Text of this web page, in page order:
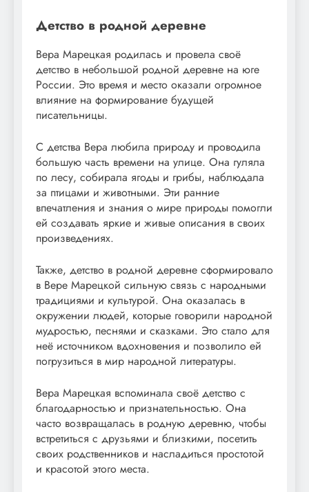
Детство в родной деревне
Вера Марецкая родилась и провела своё
детство в небольшой родной деревне на юге
России. Это время и место оказали огромное
влияние на формирование будущей
писательницы.
С детства Вера любила природу и проводила
большую часть времени на улице. Она гуляла
по лесу, собирала ягоды и грибы, наблюдала
за птицами и животными. Эти ранние
впечатления и знания о мире природы помогли
ей создавать яркие и живые описания в своих
произведениях.
Также, детство в родной деревне сформировало
в Вере Марецкой сильную связь с народными
традициями и культурой. Она оказалась в
окружении людей, которые говорили народной
мудростью, песнями и сказками. Это стало для
неё источником вдохновения и позволило ей
погрузиться в мир народной литературы.
Вера Марецкая вспоминала своё детство с
благодарностью и признательностью. Она
часто возвращалась в родную деревню, чтобы
встретиться с друзьями и близкими, посетить
своих родственников и насладиться простотой
и красотой этого места.